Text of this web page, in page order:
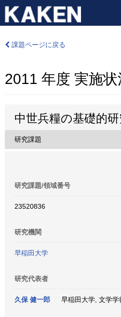
課題ページに戻る
2011 年度 実施
中世兵糧の基礎的
研究課題
研究課題/領域番号
23520836
研究機関
早稲田大学
研究代表者
久保 健一郎 早稲田大学, 文学